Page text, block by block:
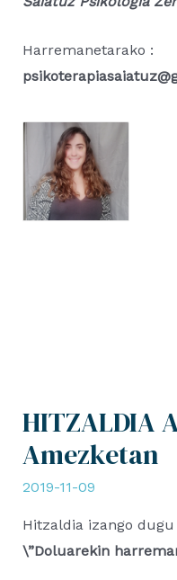
Harremanetarako :
HITZALDIA
Amezketan
2019-11-09
Hitzaldia izango
\”Doluarekin